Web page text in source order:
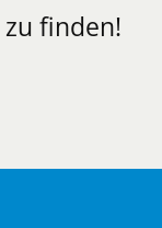
zu finden!